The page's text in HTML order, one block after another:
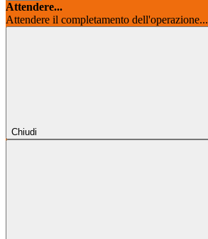
Attendere...
Attendere il completamento dell'operazione...
Chiudi